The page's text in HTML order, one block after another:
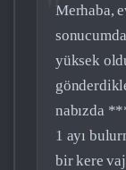
Merhaba,
yüksek
nabızda
1 ayı
bir kere